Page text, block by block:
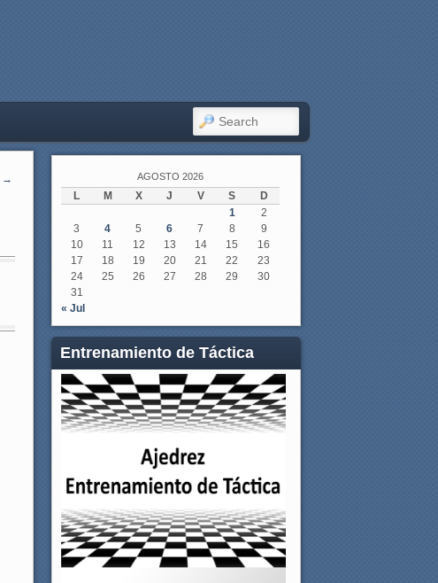
SEARCH
→ AGOSTO 2026
L M X J V S
D
1
2
3
4 5 6 7 8
9
10
11 12 13 14 15
16
17
18 19 20 21 22
23
24
25 26 27 28 29
30
31
« Jul
Entrenamiento de Táctica